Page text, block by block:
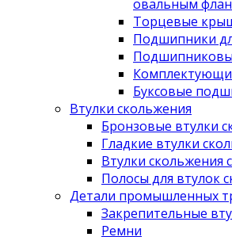
овальным
Торцевые
Подшипники
Буксовые
Втулки скольжения
Бронзовые втулки
Гладкие втулки
Втулки скольжения
Полосы для втулок
Детали промышленных
Закрепительные
Ремни